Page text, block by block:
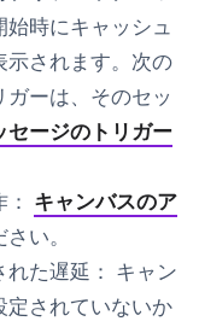
時にキャッシュ
示されます。次の
ーは、そのセッ
セージのトリガー
キャンバスのア
い。
た遅延： キャン
定されていないか